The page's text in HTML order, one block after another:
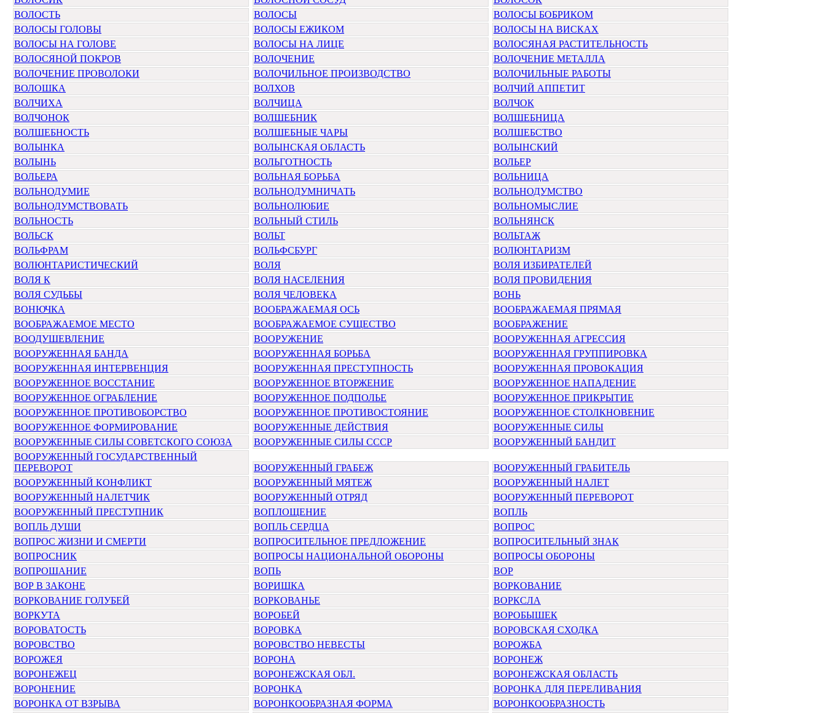
ВОЛОСТЬ
ВОЛОСЫ
ВОЛОСЫ БОБРИКОМ
ВОЛОСЫ ГОЛОВЫ
ВОЛОСЫ ЕЖИКОМ
ВОЛОСЫ НА ВИСКАХ
ВОЛОСЫ НА ГОЛОВЕ
ВОЛОСЫ НА ЛИЦЕ
ВОЛОСЯНАЯ РАСТИТЕЛЬНОСТЬ
ВОЛОСЯНОЙ ПОКРОВ
ВОЛОЧЕНИЕ
ВОЛОЧЕНИЕ МЕТАЛЛА
ВОЛОЧЕНИЕ ПРОВОЛОКИ
ВОЛОЧИЛЬНОЕ ПРОИЗВОДСТВО
ВОЛОЧИЛЬНЫЕ РАБОТЫ
ВОЛОШКА
ВОЛХОВ
ВОЛЧИЙ АППЕТИТ
ВОЛЧИХА
ВОЛЧИЦА
ВОЛЧОК
ВОЛЧОНОК
ВОЛШЕБНИК
ВОЛШЕБНИЦА
ВОЛШЕБНОСТЬ
ВОЛШЕБНЫЕ ЧАРЫ
ВОЛШЕБСТВО
ВОЛЫНКА
ВОЛЫНСКАЯ ОБЛАСТЬ
ВОЛЫНСКИЙ
ВОЛЫНЬ
ВОЛЬГОТНОСТЬ
ВОЛЬЕР
ВОЛЬЕРА
ВОЛЬНАЯ БОРЬБА
ВОЛЬНИЦА
ВОЛЬНОДУМИЕ
ВОЛЬНОДУМНИЧАТЬ
ВОЛЬНОДУМСТВО
ВОЛЬНОДУМСТВОВАТЬ
ВОЛЬНОЛЮБИЕ
ВОЛЬНОМЫСЛИЕ
ВОЛЬНОСТЬ
ВОЛЬНЫЙ СТИЛЬ
ВОЛЬНЯНСК
ВОЛЬСК
ВОЛЬТ
ВОЛЬТАЖ
ВОЛЬФРАМ
ВОЛЬФСБУРГ
ВОЛЮНТАРИЗМ
ВОЛЮНТАРИСТИЧЕСКИЙ
ВОЛЯ
ВОЛЯ ИЗБИРАТЕЛЕЙ
ВОЛЯ К
ВОЛЯ НАСЕЛЕНИЯ
ВОЛЯ ПРОВИДЕНИЯ
ВОЛЯ СУДЬБЫ
ВОЛЯ ЧЕЛОВЕКА
ВОНЬ
ВОНЮЧКА
ВООБРАЖАЕМАЯ ОСЬ
ВООБРАЖАЕМАЯ ПРЯМАЯ
ВООБРАЖАЕМОЕ МЕСТО
ВООБРАЖАЕМОЕ СУЩЕСТВО
ВООБРАЖЕНИЕ
ВООДУШЕВЛЕНИЕ
ВООРУЖЕНИЕ
ВООРУЖЕННАЯ АГРЕССИЯ
ВООРУЖЕННАЯ БАНДА
ВООРУЖЕННАЯ БОРЬБА
ВООРУЖЕННАЯ ГРУППИРОВКА
ВООРУЖЕННАЯ ИНТЕРВЕНЦИЯ
ВООРУЖЕННАЯ ПРЕСТУПНОСТЬ
ВООРУЖЕННАЯ ПРОВОКАЦИЯ
ВООРУЖЕННОЕ ВОССТАНИЕ
ВООРУЖЕННОЕ ВТОРЖЕНИЕ
ВООРУЖЕННОЕ НАПАДЕНИЕ
ВООРУЖЕННОЕ ОГРАБЛЕНИЕ
ВООРУЖЕННОЕ ПОДПОЛЬЕ
ВООРУЖЕННОЕ ПРИКРЫТИЕ
ВООРУЖЕННОЕ ПРОТИВОБОРСТВО
ВООРУЖЕННОЕ ПРОТИВОСТОЯНИЕ
ВООРУЖЕННОЕ СТОЛКНОВЕНИЕ
ВООРУЖЕННОЕ ФОРМИРОВАНИЕ
ВООРУЖЕННЫЕ ДЕЙСТВИЯ
ВООРУЖЕННЫЕ СИЛЫ
ВООРУЖЕННЫЕ СИЛЫ СОВЕТСКОГО СОЮЗА
ВООРУЖЕННЫЕ СИЛЫ СССР
ВООРУЖЕННЫЙ БАНДИТ
ВООРУЖЕННЫЙ ГОСУДАРСТВЕННЫЙ
ПЕРЕВОРОТ
ВООРУЖЕННЫЙ ГРАБЕЖ
ВООРУЖЕННЫЙ ГРАБИТЕЛЬ
ВООРУЖЕННЫЙ КОНФЛИКТ
ВООРУЖЕННЫЙ МЯТЕЖ
ВООРУЖЕННЫЙ НАЛЕТ
ВООРУЖЕННЫЙ НАЛЕТЧИК
ВООРУЖЕННЫЙ ОТРЯД
ВООРУЖЕННЫЙ ПЕРЕВОРОТ
ВООРУЖЕННЫЙ ПРЕСТУПНИК
ВОПЛОЩЕНИЕ
ВОПЛЬ
ВОПЛЬ ДУШИ
ВОПЛЬ СЕРДЦА
ВОПРОС
ВОПРОС ЖИЗНИ И СМЕРТИ
ВОПРОСИТЕЛЬНОЕ ПРЕДЛОЖЕНИЕ
ВОПРОСИТЕЛЬНЫЙ ЗНАК
ВОПРОСНИК
ВОПРОСЫ НАЦИОНАЛЬНОЙ ОБОРОНЫ
ВОПРОСЫ ОБОРОНЫ
ВОПРОШАНИЕ
ВОПЬ
ВОР
ВОР В ЗАКОНЕ
ВОРИШКА
ВОРКОВАНИЕ
ВОРКОВАНИЕ ГОЛУБЕЙ
ВОРКОВАНЬЕ
ВОРКСЛА
ВОРКУТА
ВОРОБЕЙ
ВОРОБЫШЕК
ВОРОВАТОСТЬ
ВОРОВКА
ВОРОВСКАЯ СХОДКА
ВОРОВСТВО
ВОРОВСТВО НЕВЕСТЫ
ВОРОЖБА
ВОРОЖЕЯ
ВОРОНА
ВОРОНЕЖ
ВОРОНЕЖЕЦ
ВОРОНЕЖСКАЯ ОБЛ.
ВОРОНЕЖСКАЯ ОБЛАСТЬ
ВОРОНЕНИЕ
ВОРОНКА
ВОРОНКА ДЛЯ ПЕРЕЛИВАНИЯ
ВОРОНКА ОТ ВЗРЫВА
ВОРОНКООБРАЗНАЯ ФОРМА ВОРОНКООБРАЗНОСТЬ